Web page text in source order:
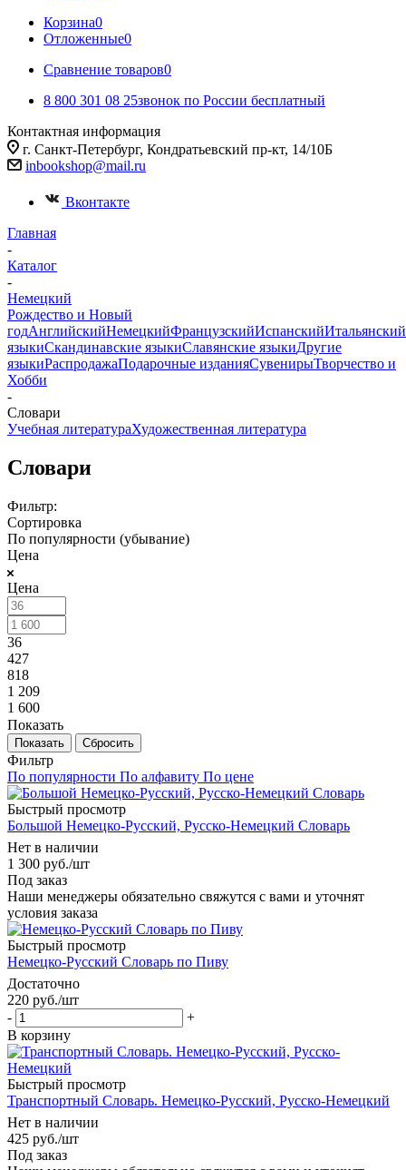
Корзина0
Отложенные0
Сравнение товаров0
8 800 301 08 25звонок по России бесплатный
Контактная информация
г. Санкт-Петербург, Кондратьевский пр-кт, 14/10Б
inbookshop@mail.ru
Вконтакте
Главная
-
Каталог
-
Немецкий
Рождество и Новый
годАнглийскийНемецкийФранцузскийИспанскийИтальянский
языкиСкандинавские языкиСлавянские языкиДругие
языкиРаспродажаПодарочные изданияСувенирыТворчество и
Хобби
-
Словари
Учебная литератураХудожественная литература
Словари
Фильтр:
Сортировка
По популярности (убывание)
Цена
Цена
36
427
818
1 209
1 600
Показать
Сбросить
Фильтр
По популярности По алфавиту По цене
Быстрый просмотр
Большой Немецко-Русский, Русско-Немецкий Словарь
Нет в наличии
1 300 руб./шт
Под заказ
Наши менеджеры обязательно свяжутся с вами и уточнят
условия заказа
Быстрый просмотр
Немецко-Русский Словарь по Пиву
Достаточно
220 руб./шт
-
+
В корзину
Быстрый просмотр
Транспортный Словарь. Немецко-Русский, Русско-Немецкий
Нет в наличии
425 руб./шт
Под заказ